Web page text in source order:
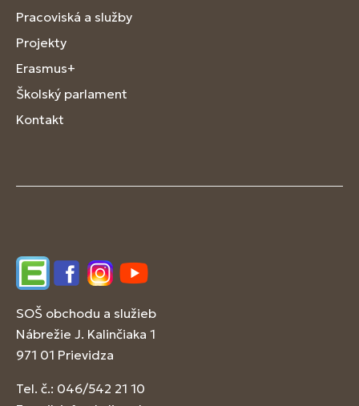
Pracoviská a služby
Projekty
Erasmus+
Školský parlament
Kontakt
EdupageFacebookInstagram
YouTube
SOŠ obchodu a služieb
Nábrežie J. Kalinčiaka 1
971 01 Prievidza
Tel. č.: 046/542 21 10